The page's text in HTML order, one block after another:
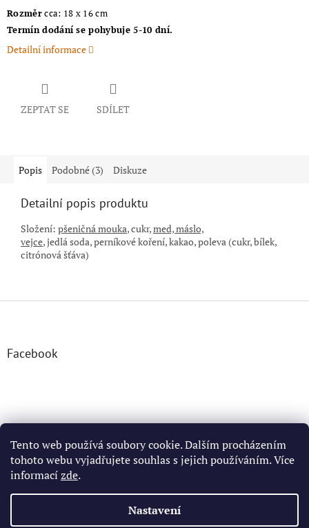
Tento web používá soubory cookie. Dalším procházením
tohoto webu vyjadřujete souhlas s jejich používáním. Více
informacízde.
Nastavení
Rozměrcca: 18 x 16 cm
Termín dodání se pohybuje 5-10 dní.
Detailní informace
ZEPTAT SE SDÍLET
Popis Podobné (3) Diskuze
Detailní popis produktu
Složení: pšeničná mouka, cukr,med, máslo,
vejce,jedlásoda,perníkové koření, kakao,poleva (cukr, bílek,
citrónová šťáva)
Facebook